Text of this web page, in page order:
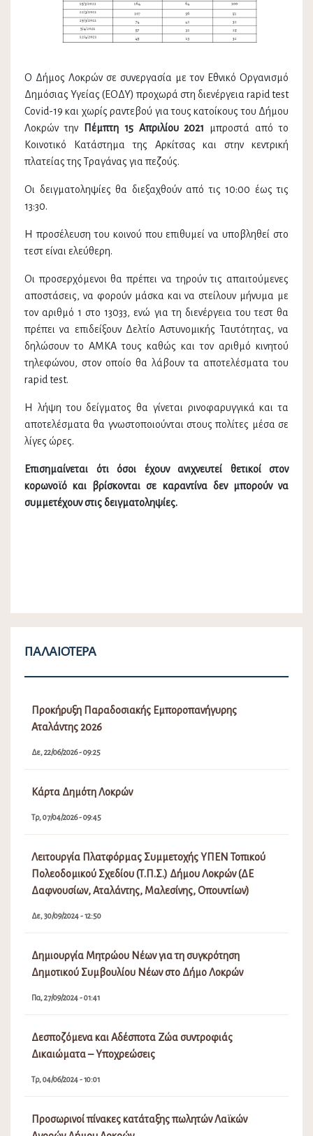
Ο Δήμος Λοκρών σε συνεργασία με τον Εθνικό Οργανισμό
Δημόσιας Υγείας (ΕΟΔΥ) προχωρά στη διενέργεια rapid test
Covid-19 και χωρίς ραντεβού για τους κατοίκους του Δήμου
Λοκρών την
Πέμπτη 15 Απριλίου 2021 μπροστά από το
Κοινοτικό Κατάστημα της Αρκίτσας και στην κεντρική
πλατείας της Τραγάνας για πεζούς.
Οι δειγματοληψίες θα διεξαχθούν από τις 10:00 έως τις
13:30.
Η προσέλευση του κοινού που επιθυμεί να υποβληθεί στο
τεστ είναι ελεύθερη.
Οι προσερχόμενοι θα πρέπει να τηρούν τις απαιτούμενες
αποστάσεις, να φορούν μάσκα και να στείλουν μήνυμα με
τον αριθμό 1 στο 13033, ενώ για τη διενέργεια του τεστ θα
πρέπει να επιδείξουν Δελτίο Αστυνομικής Ταυτότητας, να
δηλώσουν το ΑΜΚΑ τους καθώς και τον αριθμό κινητού
τηλεφώνου, στον οποίο θα λάβουν τα αποτελέσματα του
rapid test.
Η λήψη του δείγματος θα γίνεται ρινοφαρυγγικά και τα
αποτελέσματα θα γνωστοποιούνται στους πολίτες μέσα σε
λίγες ώρες.
Επισημαίνεται ότι όσοι έχουν ανιχνευτεί θετικοί στον
κορωνοϊό και βρίσκονται σε καραντίνα δεν μπορούν να
συμμετέχουν στις δειγματοληψίες.
ΠΑΛΑΙΌΤΕΡΑ
Προκήρυξη Παραδοσιακής Εμποροπανήγυρης
Αταλάντης 2026
Δε, 22/06/2026 - 09:25
Κάρτα Δημότη Λοκρών
Τρ, 07/04/2026 - 09:45
Λειτουργία Πλατφόρμας Συμμετοχής ΥΠΕΝ Τοπικού
Πολεοδομικού Σχεδίου (Τ.Π.Σ.) Δήμου Λοκρών (ΔΕ
Δαφνουσίων, Αταλάντης, Μαλεσίνης, Οπουντίων)
Δε, 30/09/2024 - 12:50
Δημιουργία Μητρώου Νέων για τη συγκρότηση
Δημοτικού Συμβουλίου Νέων στο Δήμο Λοκρών
Πα, 27/09/2024 - 01:41
Δεσποζόμενα και Αδέσποτα Ζώα συντροφιάς
Δικαιώματα – Υποχρεώσεις
Τρ, 04/06/2024 - 10:01
Προσωρινοί πίνακες κατάταξης πωλητών Λαϊκών